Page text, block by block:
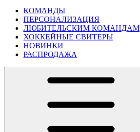
КОМАНДЫ
ПЕРСОНАЛИЗАЦИЯ
ЛЮБИТЕЛЬСКИМ КОМАНДАМ
ХОККЕЙНЫЕ СВИТЕРЫ
НОВИНКИ
РАСПРОДАЖА